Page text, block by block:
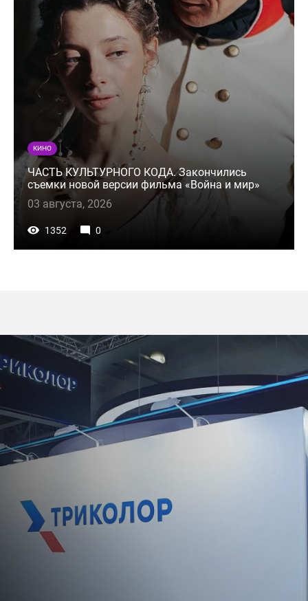
КИНО
ЧАСТЬ КУЛЬТУРНОГО КОДА. Закончились
съемки новой версии фильма «Война и мир»
03 августа, 2026
1352 0